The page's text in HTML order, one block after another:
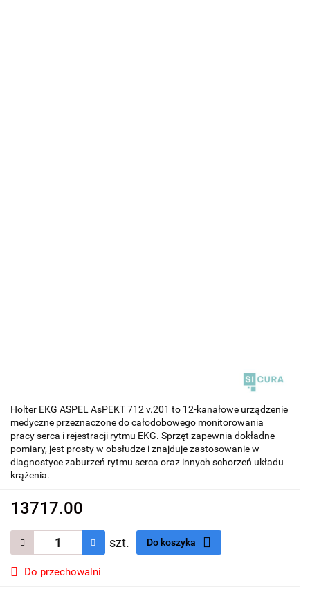
Holter EKG ASPEL AsPEKT 712 v.201 to 12-kanałowe urządzenie
medyczne przeznaczone do całodobowego monitorowania
pracy serca i rejestracji rytmu EKG. Sprzęt zapewnia dokładne
pomiary, jest prosty w obsłudze i znajduje zastosowanie w
diagnostyce zaburzeń rytmu serca oraz innych schorzeń układu
krążenia.
13717.00
szt. Do koszyka
Do przechowalni